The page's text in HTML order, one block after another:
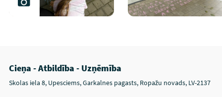
Cieņa - Atbildība - Uzņēmība
Skolas iela 8, Upesciems, Garkalnes pagasts, Ropažu novads, LV-2137